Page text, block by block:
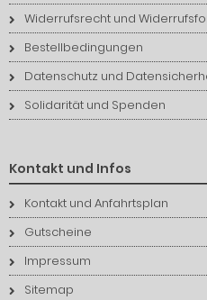
Widerrufsrecht und
Bestellbedingungen
Datenschutz und
Solidarität und Spenden
Kontakt und Infos
Kontakt und Anfahrtsplan
Gutscheine
Impressum
Sitemap